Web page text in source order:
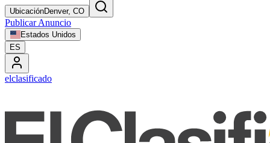
UbicaciónDenver, CO
Publicar Anuncio
Estados Unidos
ES
elclasificado